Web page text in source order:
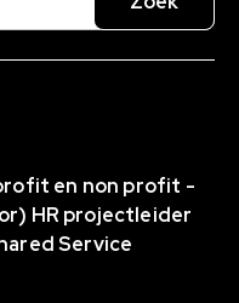
en non profit -
HR projectleider
Service